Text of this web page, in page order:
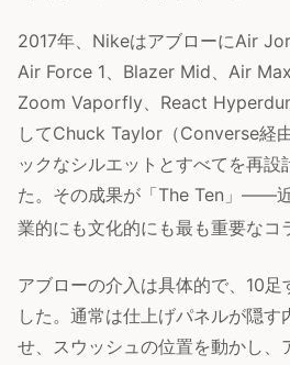
2017年、NikeはアブローにAir
Air Force 1、Blazer Mid、Air
Zoom Vaporfly、React
してChuck Taylor（Converse経
ックなシルエットとすべてを再設
た。その成果が「The Ten」——
業的にも文化的にも最も重要なコ
アブローの介入は具体的で、10足
した。通常は仕上げパネルが隠す
せ、スウッシュの位置を動かし、